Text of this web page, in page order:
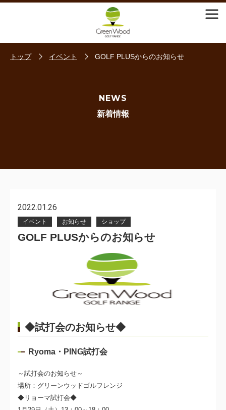
トップ イベント GOLF PLUSからのお知らせ
NEWS
新着情報
2022.01.26
イベント お知らせ ショップ
GOLF PLUSからのお知らせ
◆試打会のお知らせ◆
Ryoma・PING試打会
～試打会のお知らせ～
場所：グリーンウッドゴルフレンジ
◆リョーマ試打会◆